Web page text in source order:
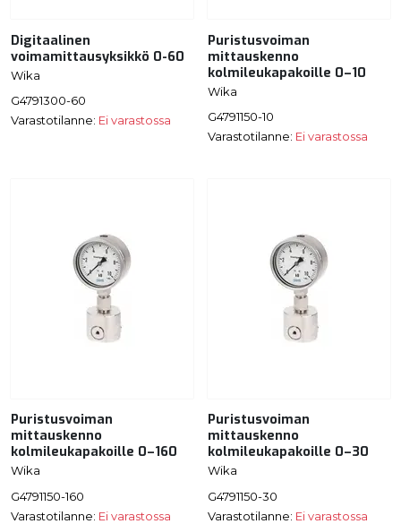
Digitaalinen
voimamittausyksikkö 0-60
Wika
G4791300-60
Varastotilanne: Ei varastossa
Puristusvoiman
mittauskenno
kolmileukapakoille 0–10
Wika
G4791150-10
Varastotilanne: Ei varastossa
Puristusvoiman
mittauskenno
kolmileukapakoille 0–160
Wika
G4791150-160
Varastotilanne: Ei varastossa
Puristusvoiman
mittauskenno
kolmileukapakoille 0–30
Wika
G4791150-30
Varastotilanne: Ei varastossa